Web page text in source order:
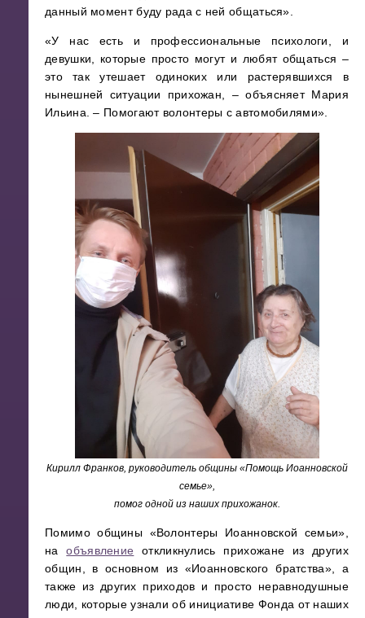
данный момент буду рада с ней общаться».
«У нас есть и профессиональные психологи, и
девушки, которые просто могут и любят общаться –
это так утешает одиноких или растерявшихся в
нынешней ситуации прихожан, – объясняет Мария
Ильина. – Помогают волонтеры с автомобилями».
Кирилл Франков, руководитель общины «Помощь Иоанновской
семье»,
помог одной из наших прихожанок.
Помимо общины «Волонтеры Иоанновской семьи»,
наобъявление откликнулись прихожане из других
общин, в основном из «Иоанновского братства», а
также из других приходов и просто неравнодушные
люди, которые узнали об инициативе Фонда от наших